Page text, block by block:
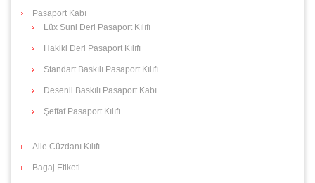
Pasaport Kabı
Lüx Suni Deri Pasaport Kılıfı
Hakiki Deri Pasaport Kılıfı
Standart Baskılı Pasaport Kılıfı
Desenli Baskılı Pasaport Kabı
Şeffaf Pasaport Kılıfı
Aile Cüzdanı Kılıfı
Bagaj Etiketi